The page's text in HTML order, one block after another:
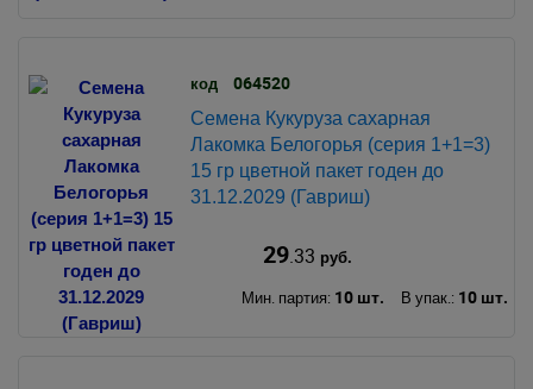
код 064520
Семена Кукуруза сахарная
Лакомка Белогорья (серия 1+1=3)
15 гр цветной пакет годен до
31.12.2029 (Гавриш)
29.33 руб.
Мин. партия: 10 шт. В упак.: 10 шт.